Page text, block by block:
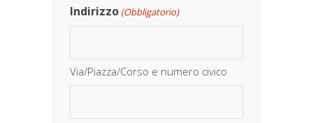
Indirizzo (Obbligatorio)
Via/Piazza/Corso e numero civico